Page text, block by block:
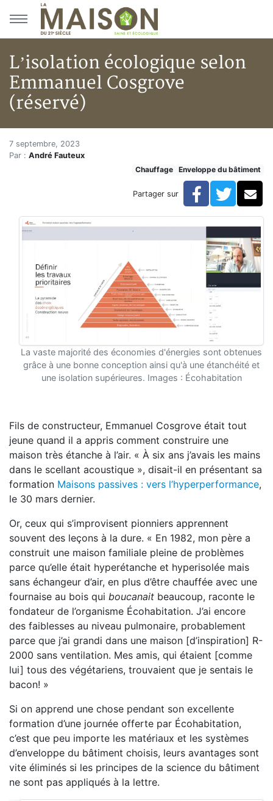
Aller au menu principal
Aller au contenu principal
L’isolation écologique selon
Emmanuel Cosgrove
(réservé)
Accueil
Articles
L’isolation écologique selon Emmanuel Cosgrove
L’isolation écologique selon
7 septembre, 2023
Par : André Fauteux
Chauffage
Enveloppe du bâtiment
Partager sur Facebook
La vaste majorité des économies d'énergies sont obtenues
grâce à une bonne conception ainsi qu'à une étanchéité et
une isolation supérieures. Images : Écohabitation
Fils de constructeur, Emmanuel Cosgrove était tout
jeune quand il a appris comment construire une
maison très étanche à l’air. « À six ans j’avais les mains
dans le scellant acoustique », disait-il en présentant sa
formation Maisons passives : vers l’hyperperformance,
le 30 mars dernier.
Or, ceux qui s’improvisent pionniers apprennent
souvent des leçons à la dure. « En 1982, mon père a
construit une maison familiale pleine de problèmes
parce qu’elle était hyperétanche et hyperisolée mais
sans échangeur d’air, en plus d’être chauffée avec une
fournaise au bois qui boucanait beaucoup, raconte le
fondateur de l’organisme Écohabitation. J’ai encore
des faiblesses au niveau pulmonaire, probablement
parce que j’ai grandi dans une maison [d’inspiration] R-
2000 sans ventilation. Mes amis, qui étaient [comme
lui] tous des végétariens, trouvaient que je sentais le
bacon! »
Si on apprend une chose pendant son excellente
formation d’une journée offerte par Écohabitation,
c’est que peu importe les matériaux et les systèmes
d’enveloppe du bâtiment choisis, leurs avantages sont
vite éliminés si les principes de la science du bâtiment
ne sont pas appliqués à la lettre.